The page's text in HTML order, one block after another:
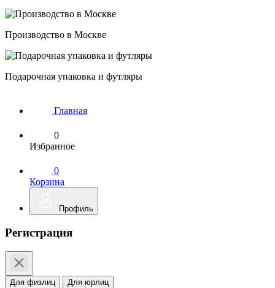
Производство в Москве
Подарочная упаковка и футляры
Главная
0
Избранное
0
Корзина
Профиль
Регистрация
Для физлиц Для юрлиц